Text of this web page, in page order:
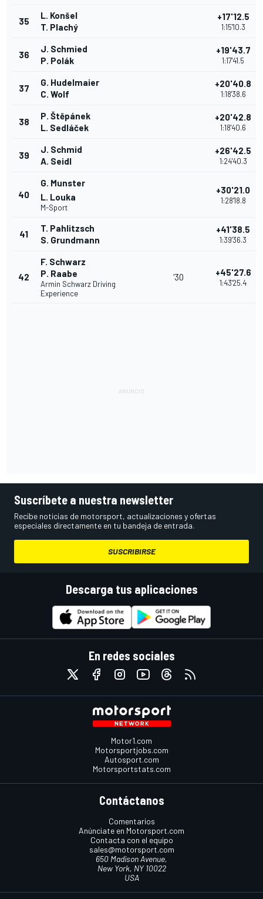
35
L. Konšel
T. Plachý
+17'12.5
1:15'10.3
36
J. Schmied
P. Polák
+19'43.7
1:17'41.5
37
G. Hudelmaier
C. Wolf
+20'40.8
1:18'38.6
38
P. Štěpánek
L. Sedláček
+20'42.8
1:18'40.6
39
J. Schmid
A. Seidl
+26'42.5
1:24'40.3
40
G. Munster
L. Louka
M-Sport
+30'21.0
1:28'18.8
41
T. Pahlitzsch
S. Grundmann
+41'38.5
1:39'36.3
42
F. Schwarz
P. Raabe
Armin Schwarz Driving
Experience
'30 +45'27.6
1:43'25.4
Suscríbete a nuestra newsletter
Recibe noticias de motorsport, actualizaciones y ofertas
especiales directamente en tu bandeja de entrada.
SUSCRIBIRSE
Descarga tus aplicaciones
En redes sociales
Motor1.com
Motorsportjobs.com
Autosport.com
Motorsportstats.com
Contáctanos
Comentarios
Anúnciate en Motorsport.com
Contacta con el equipo
sales@motorsport.com
650 Madison Avenue,
New York, NY 10022
USA